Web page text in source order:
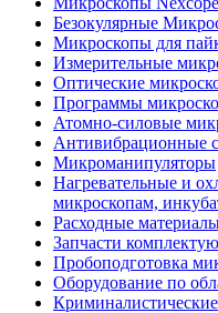
Безокулярные
Микроскопы для
Измерительные
Оптические
Программы
Атомно-силовые
Антивибрационные
Микроманипуляторы
Нагревательные и
микроскопам,
Расходные
Запчасти
Пробоподготовка
Оборудование по